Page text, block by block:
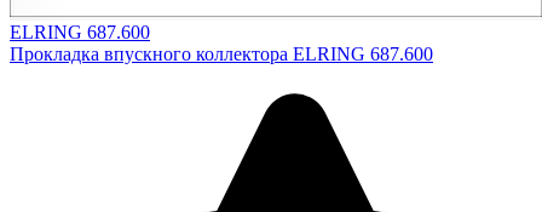
ELRING 687.600
Прокладка впускного коллектора ELRING 687.600